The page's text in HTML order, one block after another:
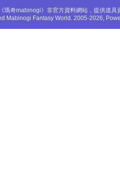
瑪奇mabinogi》非官方資料網站，提供道
Mabinogi Fantasy World. 2005-2026,